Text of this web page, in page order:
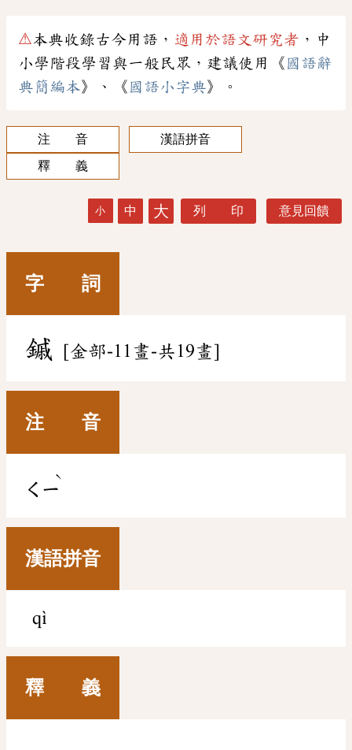
⚠本典收錄古今用語， 適用於語文研究者 ，中
小學階段學習與一般民眾，建議使用《 國語辭
典簡編本》、《 國語小字典》。
注 音
漢語拼音
釋 義
小 中 大 列 印 意見回饋
字 詞
鏚 [金部-11畫-共19畫]
注 音
ㄑㄧ
ˋ
漢語拼音
qì
釋 義